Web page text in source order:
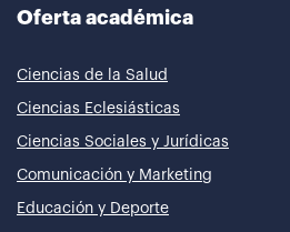
Oferta académica
Ciencias de la Salud
Ciencias Eclesiásticas
Ciencias Sociales y Jurídicas
Comunicación y Marketing
Educación y Deporte